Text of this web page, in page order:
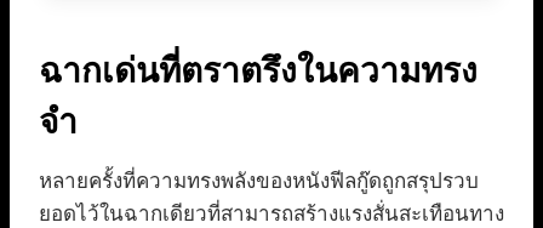
ฉากเด่นที่ตราตรึงในความทรง
จำ
หลายครั้งที่ความทรงพลังของหนังฟีลกู๊ดถูกสรุปรวบ
ยอดไว้ในฉากเดียวที่สามารถสร้างแรงสั่นสะเทือนทาง